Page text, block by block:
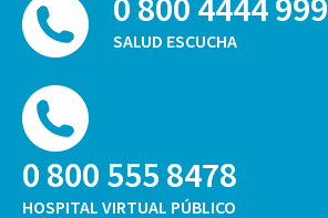
0 800 4444 999
SALUD ESCUCHA
0 800 555 8478
HOSPITAL VIRTUAL PÚBLICO